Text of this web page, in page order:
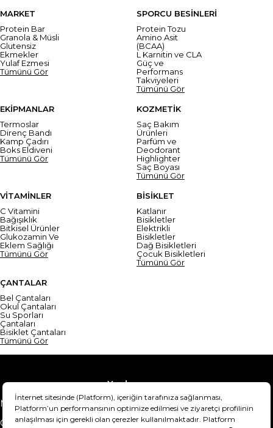
MARKET
Protein Bar
Granola & Müsli
Glutensiz
Ekmekler
Yulaf Ezmesi
Tümünü Gör
SPORCU BESİNLERİ
Protein Tozu
Amino Asit
(BCAA)
L Karnitin ve CLA
Güç ve
Performans
Takviyeleri
Tümünü Gör
EKİPMANLAR
Termoslar
Direnç Bandı
Kamp Çadırı
Boks Eldiveni
Tümünü Gör
KOZMETİK
Saç Bakım
Ürünleri
Parfüm ve
Deodorant
Highlighter
Saç Boyası
Tümünü Gör
VİTAMİNLER
C Vitamini
Bağışıklık
Bitkisel Ürünler
Glukozamin Ve
Eklem Sağlığı
Tümünü Gör
BİSİKLET
Katlanır
Bisikletler
Elektrikli
Bisikletler
Dağ Bisikletleri
Çocuk Bisikletleri
Tümünü Gör
ÇANTALAR
Bel Çantaları
Okul Çantaları
Su Sporları
Çantaları
Bisiklet Çantaları
Tümünü Gör
Yardım
Mesafeli Satış Sözleşmesi
Teslimat Bilgisi
Gizlilik Sözleşmesi
Şartlar & Koşullar